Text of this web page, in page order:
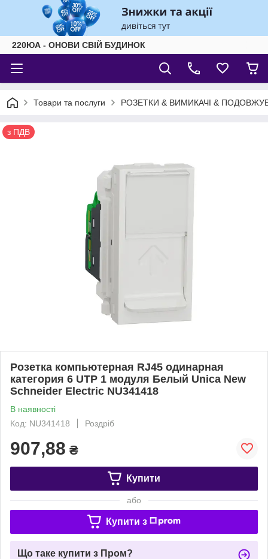
220ЮА - ОНОВИ СВІЙ БУДИНОК
Товари та послуги РОЗЕТКИ & ВИМИКАЧІ &
з ПДВ
Розетка компьютерная RJ45 одинарная
категория 6 UTP 1 модуля Белый Unica New
Schneider Electric NU341418
В наявності
Код: NU341418
Роздріб
907,88 ₴
Купити
або
Купити з
Що таке купити з Пром?